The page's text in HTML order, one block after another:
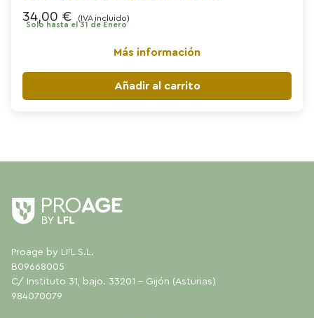
34,00 € (IVA incluido)
Más información
Solo hasta el 31 de Enero
Añadir al carrito
Proage by LFL S.L.
B09668005
C/ Instituto 31, bajo. 33201 - Gijón (Asturias)
984070079